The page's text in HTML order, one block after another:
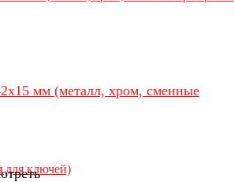
мм (металл, хром, сменные